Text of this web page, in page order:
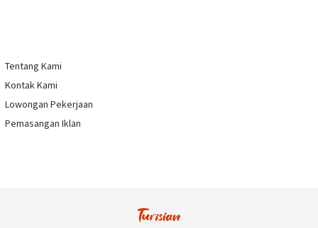
Tentang Kami
Kontak Kami
Lowongan Pekerjaan
Pemasangan Iklan